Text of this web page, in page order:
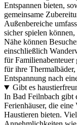
Entspannen bieten,
gemeinsame
Außenbereiche
sicher spielen
Nähe können
einschließlich
für Familienabenteuer
für ihre
Entspannung nach
Gibt es
In Bad Feilnbach gibt
Ferienhäuser, die
Haustieren bieten.